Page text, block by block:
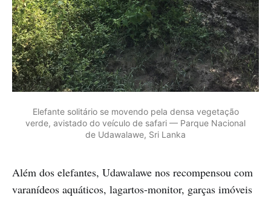
Elefante solitário se movendo pela densa vegetação
verde, avistado do veículo de safari — Parque Nacional
de Udawalawe, Sri Lanka
Além dos elefantes, Udawalawe nos recompensou com
varanídeos aquáticos, lagartos-monitor, garças imóveis